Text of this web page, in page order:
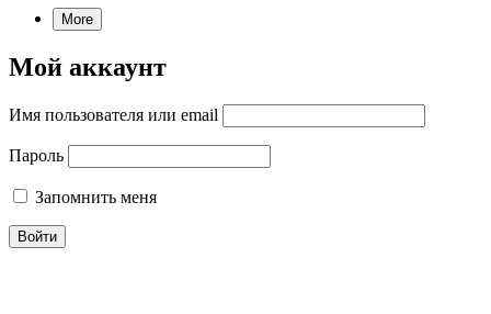
More
Мой аккаунт
Имя пользователя или email
Пароль
Запомнить меня